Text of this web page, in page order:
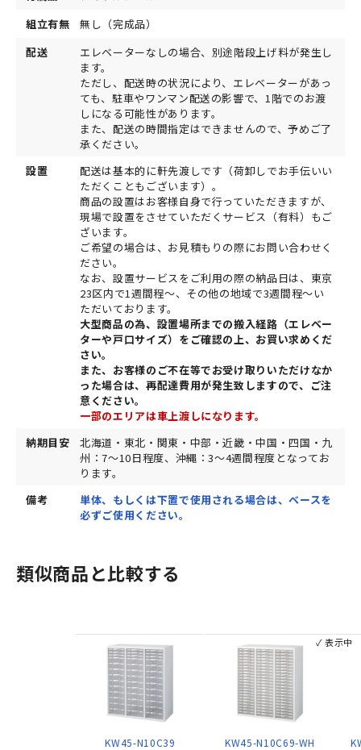
組立有無
無し（完成品）
配送
エレベーターなしの場合、別途階段上げ料が発生し
ます。
ただし、配送時の状況により、エレベーターがあっ
ても、駐車やワンマン配送の影響で、1階でのお渡
しになる可能性があります。
また、配送の時間指定はできませんので、予めご了
承ください。
設置
配送は基本的に軒先渡しです（荷卸しでお手伝いい
ただくこともございます）。
商品の設置はお客様自身で行っていただきますが、
現場で設置をさせていただくサービス（有料）もご
ざいます。
ご希望の場合は、お見積もりの際にお問い合わせく
ださい。
なお、設置サービスをご利用の際の納品日は、東京
23区内で1週間程～、その他の地域で3週間程～い
ただいております。
大型商品の為、設置場所までの搬入経路（エレベー
ターや戸口サイズ）をご確認の上、お買い求めくだ
さい。
また、お客様のご不在等でお受け取りいただけなか
った場合は、再配達費用が発生致しますので、ご注
意ください。
一部のエリアは車上渡しになります。
納期目安
北海道・東北・関東・中部・近畿・中国・四国・九
州：7～10日程度、沖縄：3～4週間程度となってお
ります。
備考
単体、もしくは下置で使用される場合は、ベースを
必ずご使用ください。
類似商品と比較する
KW45-N10C39
✓ 表示中
KW45-N10C69-WH